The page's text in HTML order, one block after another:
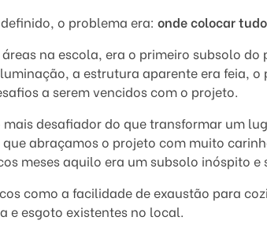
o problema era: onde colocar
na escola, era o primeiro subsolo do
a estrutura aparente era feia, o
a serem vencidos com o projeto.
desafiador do que transformar um
abraçamos o projeto com muito
meses aquilo era um subsolo inóspito e
como a facilidade de exaustão para
e esgoto existentes no local.